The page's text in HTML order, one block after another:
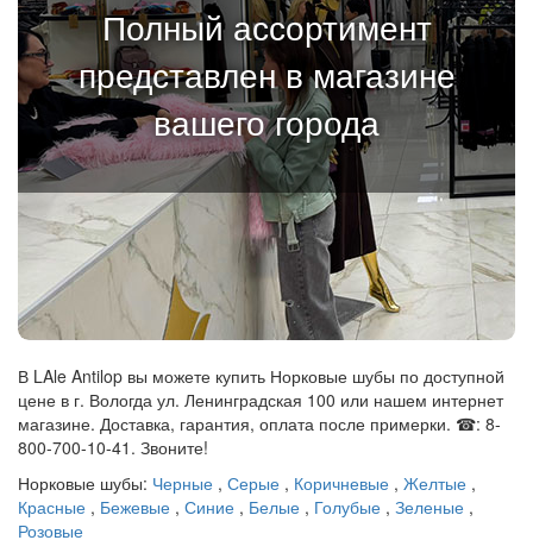
Полный ассортимент
представлен в магазине
вашего города
В LAle Antilop вы можете купить Норковые шубы по доступной
цене в г. Вологда ул. Ленинградская 100 или нашем интернет
магазине. Доставка, гарантия, оплата после примерки. ☎: 8-
800-700-10-41. Звоните!
Норковые шубы: Черные , Серые , Коричневые , Желтые ,
Красные , Бежевые , Синие , Белые , Голубые , Зеленые ,
Розовые